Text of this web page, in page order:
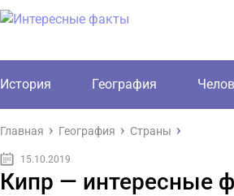
История География
Главная География Страны
15.10.2019
Кипр — интересные